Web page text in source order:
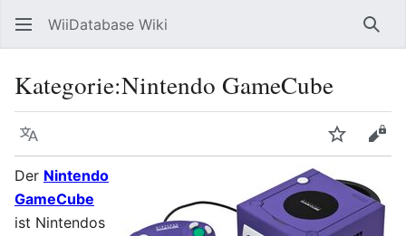
WiiDatabase Wiki
Kategorie:Nintendo GameCube
Sprache
Der Nintendo
GameCube
ist Nintendos